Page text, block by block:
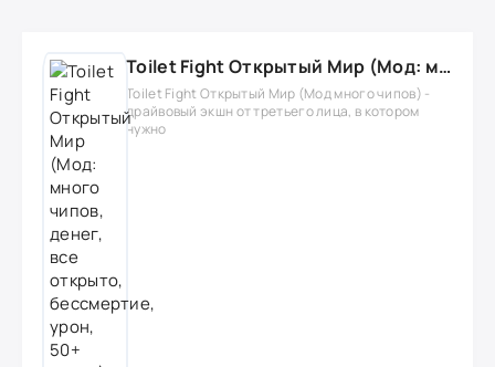
Toilet Fight Открытый Мир (Мод: много чипов, денег, все открыто, бессмертие, урон, 50+ читов)
Toilet Fight Открытый Мир (Мод много чипов) -
драйвовый экшн от третьего лица, в котором
нужно